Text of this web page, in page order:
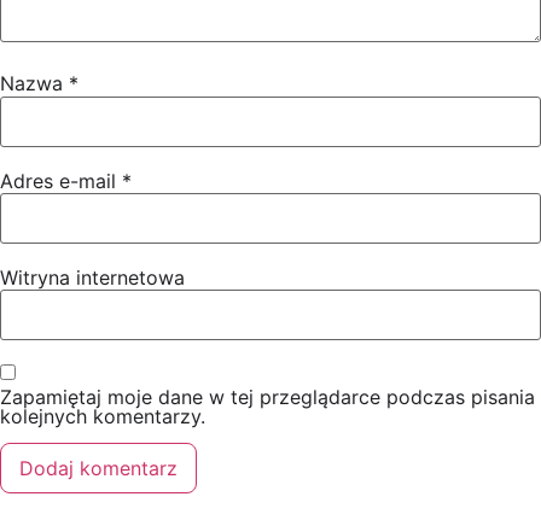
Nazwa *
Adres e-mail *
Witryna internetowa
Zapamiętaj moje dane w tej przeglądarce podczas pisania
kolejnych komentarzy.